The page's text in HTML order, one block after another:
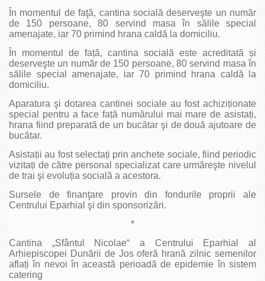
În momentul de faţă, cantina socială deserveşte un număr
de 150 persoane, 80 servind masa în sălile special
amenajate, iar 70 primind hrana caldă la domiciliu.
În momentul de față, cantina socială este acreditată și
deserveşte un număr de 150 persoane, 80 servind masa în
sălile special amenajate, iar 70 primind hrana caldă la
domiciliu.
Aparatura şi dotarea cantinei sociale au fost achiziționate
special pentru a face față numărului mai mare de asistați,
hrana fiind preparată de un bucătar şi de două ajutoare de
bucătar.
Asistații au fost selectați prin anchete sociale, fiind periodic
vizitați de către personal specializat care urmăreşte nivelul
de trai şi evoluția socială a acestora.
Sursele de finanţare provin din fondurile proprii ale
Centrului Eparhial şi din sponsorizări.
*
Cantina „Sfântul Nicolae“ a Centrului Eparhial al
Arhiepiscopei Dunării de Jos oferă hrană zilnic semenilor
aflați în nevoi în această perioadă de epidemie în sistem
catering